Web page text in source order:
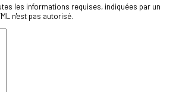
les informations requises, indiquées par un
n'est pas autorisé.